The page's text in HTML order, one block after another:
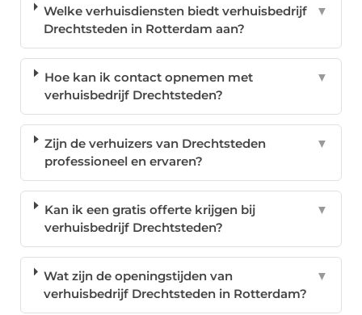
Welke verhuisdiensten biedt verhuisbedrijf
Drechtsteden in Rotterdam aan?
▼
Hoe kan ik contact opnemen met
verhuisbedrijf Drechtsteden?
▼
Zijn de verhuizers van Drechtsteden
professioneel en ervaren?
▼
Kan ik een gratis offerte krijgen bij
verhuisbedrijf Drechtsteden?
▼
Wat zijn de openingstijden van
verhuisbedrijf Drechtsteden in Rotterdam?
▼